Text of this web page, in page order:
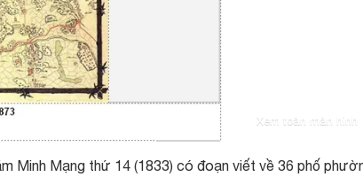
Xem toàn màn hình
Minh Mạng thứ 14 (1833) có đoạn viết về 36 phố